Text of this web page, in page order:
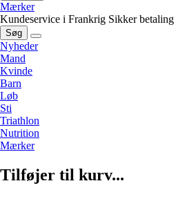
Mærker
Kundeservice i Frankrig Sikker betaling
Søg
Nyheder
Mand
Kvinde
Barn
Løb
Sti
Triathlon
Nutrition
Mærker
Tilføjer til kurv...